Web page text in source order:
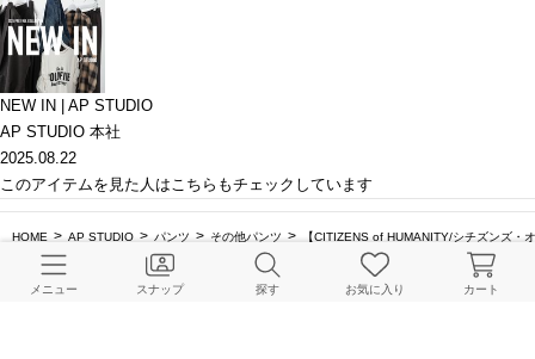
NEW IN | AP STUDIO
AP STUDIO 本社
2025.08.22
このアイテムを見た人はこちらもチェックしています
HOME AP STUDIO パンツ その他パンツ 【CITIZENS of HUMANITY/シチズンズ・
メニュー スナップ 探す お気に入り カート